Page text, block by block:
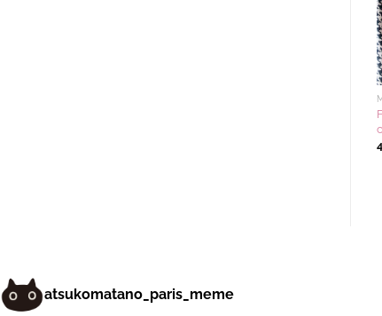
atsukomatano_paris_meme